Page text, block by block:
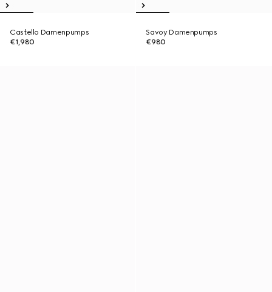
Castello Damenpumps
€1,980
Savoy Damenpumps
€980